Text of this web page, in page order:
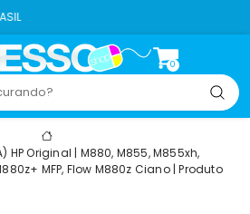
0
HP Original | M880, M855, M855xh,
MFP, Flow M880z Ciano | Produto